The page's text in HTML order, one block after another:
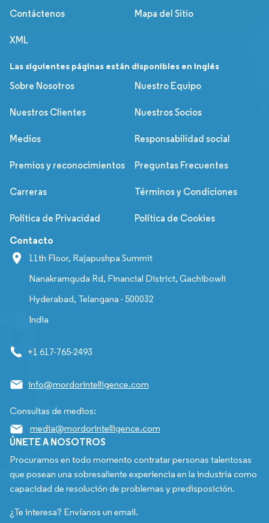
Contáctenos Mapa del Sitio
XML
Las siguientes páginas están disponibles en inglés
Sobre Nosotros
Nuestro Equipo
Nuestros Clientes Nuestros Socios
Medios Responsabilidad social
Premios y reconocimientos Preguntas Frecuentes
Carreras Términos y Condiciones
Política de Privacidad Política de Cookies
Contacto
11th Floor, Rajapushpa Summit
Nanakramguda Rd, Financial District, Gachibowli
Hyderabad, Telangana - 500032
India
+1 617-765-2493
info@mordorintelligence.com
Consultas de medios:
media@mordorintelligence.com
ÚNETE A NOSOTROS
Procuramos en todo momento contratar personas talentosas
que posean una sobresaliente experiencia en la industria como
capacidad de resolución de problemas y predisposición.
¿Te interesa? Envíanos un email.